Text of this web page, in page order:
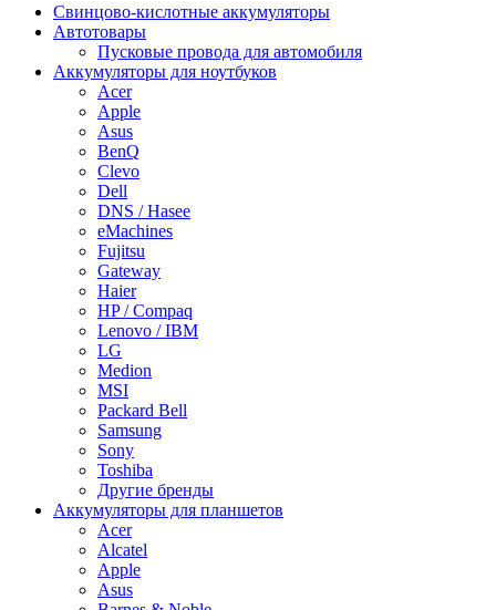
Cвинцово-кислотные аккумуляторы
Автотовары
Пусковые провода для автомобиля
Аккумуляторы для ноутбуков
Acer
Apple
Asus
BenQ
Clevo
Dell
DNS / Hasee
eMachines
Fujitsu
Gateway
Haier
HP / Compaq
Lenovo / IBM
LG
Medion
MSI
Packard Bell
Samsung
Sony
Toshiba
Другие бренды
Аккумуляторы для планшетов
Acer
Alcatel
Apple
Asus